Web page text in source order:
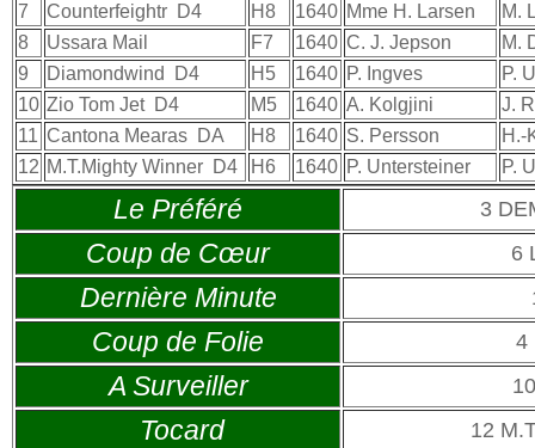
7
Counterfeightr D4 H8 1640 Mme H. Larsen
M.
8
Ussara Mail F7 1640 C. J. Jepson
M.
9
Diamondwind D4 H5 1640 P. Ingves
P.
10 Zio Tom JetD4 M5 1640 A. Kolgjini
J.
11 Cantona Mearas DA H8 1640 S. Persson
H.-
12 M.T.Mighty Winner D4 H6 1640 P. Untersteiner P.
Le Préféré 3
Coup de Cœur 6
Dernière Minute
Coup de Folie 4
A Surveiller
Tocard 12